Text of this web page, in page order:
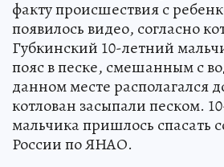
факту происшествия с
появилось видео, согласно
Губкинский 10-летний
пояс в песке, смешанным с
данном месте располагался
котлован засыпали песком.
мальчика пришлось спасать
России по ЯНАО.